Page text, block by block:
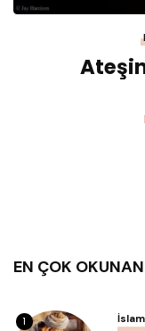
EN ÇOK
1 İslam